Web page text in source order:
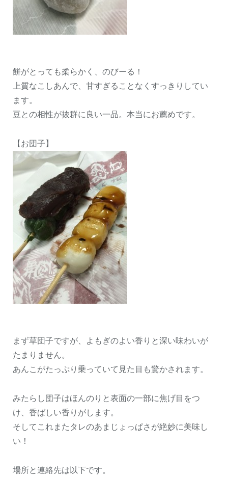
餅がとっても柔らかく、のびーる！
上質なこしあんで、甘すぎることなくすっきりしてい
ます。
豆との相性が抜群に良い一品。本当にお薦めです。
【お団子】
まず草団子ですが、よもぎのよい香りと深い味わいが
たまりません。
あんこがたっぷり乗っていて見た目も驚かされます。
みたらし団子はほんのりと表面の一部に焦げ目をつ
け、香ばしい香りがします。
そしてこれまたタレのあまじょっぱさが絶妙に美味し
い！
場所と連絡先は以下です。